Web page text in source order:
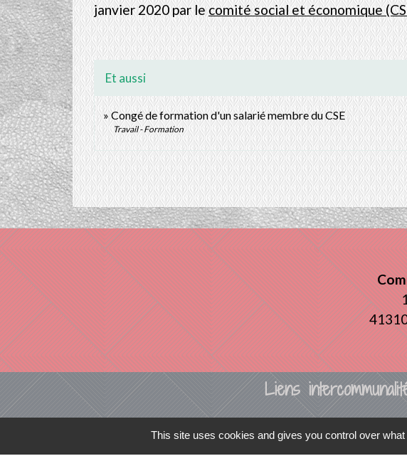
janvier 2020 par lecomité social et économique
Et aussi
Congé de formation d'un salarié membre du CSE
Travail - Formation
Liens
TERRITOIRES VENDOMOIS
CULTURE 41
This site uses cookies and gives you control over